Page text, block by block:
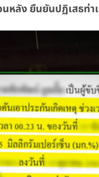
หลัง ยืนยันปฏิเสธท่า